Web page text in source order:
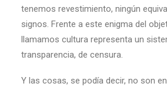
tenemos revestimiento, ningún
signos. Frente a este enigma del
llamamos cultura representa un
transparencia, de censura.
Y las cosas, se podía decir, no son